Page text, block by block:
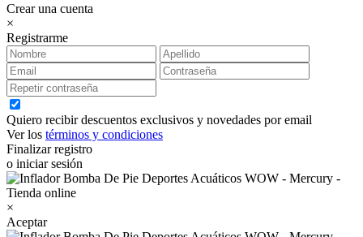
Crear una cuenta
×
Registrarme
Quiero recibir descuentos exclusivos y novedades por email
Ver los términos y condiciones
Finalizar registro
o iniciar sesión
×
Aceptar